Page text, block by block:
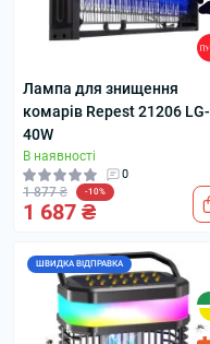
Лампа для знищення
комарів Repest 21206 LG-
40W
В наявності
0
1 877 ₴ -10%
1 687 ₴
ШВИДКА ВІДПРАВКА